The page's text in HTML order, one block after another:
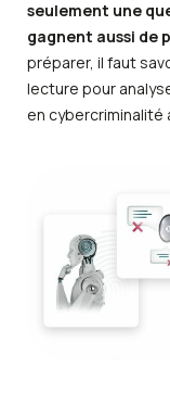
seulement une
gagnent aussi de
préparer, il faut
lecture pour
en cybercriminalité